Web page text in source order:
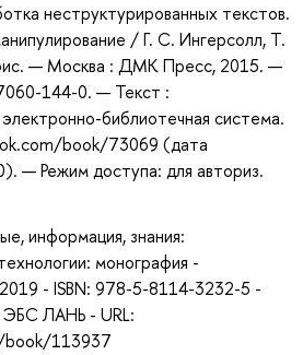
неструктурированных текстов.
/ Г. С. Ингерсолл, Т.
— Москва : ДМК Пресс, 2015. —
144-0. — Текст :
библиотечная система.
book/73069 (дата
— Режим доступа: для авториз.
информация, знания:
монография -
- ISBN: 978-5-8114-3232-5 -
ЛАНЬ - URL:
113937